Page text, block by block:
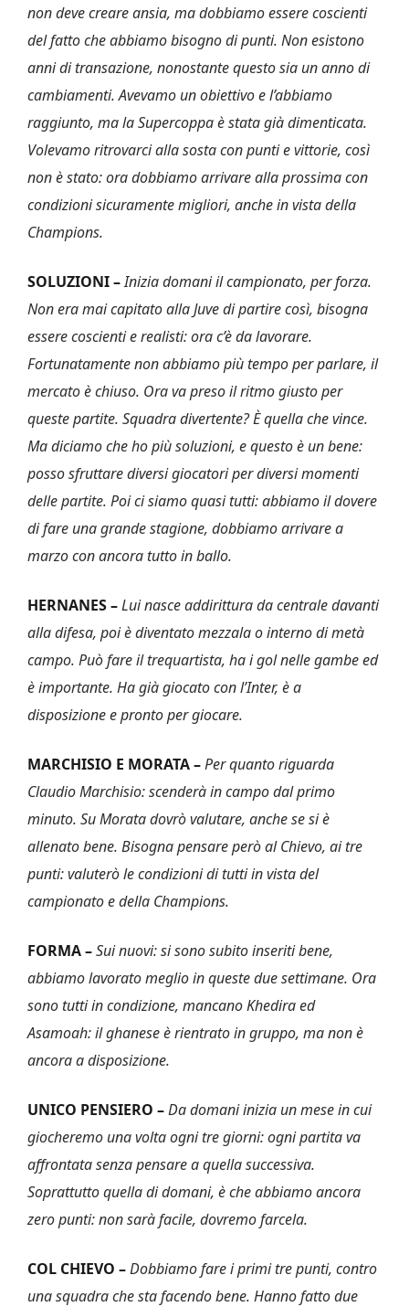
non deve creare ansia, ma dobbiamo essere coscienti
del fatto che abbiamo bisogno di punti. Non esistono
anni di transazione, nonostante questo sia un anno di
cambiamenti. Avevamo un obiettivo e l’abbiamo
raggiunto, ma la Supercoppa è stata già dimenticata.
Volevamo ritrovarci alla sosta con punti e vittorie, così
non è stato: ora dobbiamo arrivare alla prossima con
condizioni sicuramente migliori, anche in vista della
Champions.
SOLUZIONI –Inizia domani il campionato, per forza.
Non era mai capitato alla Juve di partire così, bisogna
essere coscienti e realisti: ora c’è da lavorare.
Fortunatamente non abbiamo più tempo per parlare, il
mercato è chiuso. Ora va preso il ritmo giusto per
queste partite. Squadra divertente? È quella che vince.
Ma diciamo che ho più soluzioni, e questo è un bene:
posso sfruttare diversi giocatori per diversi momenti
delle partite. Poi ci siamo quasi tutti: abbiamo il dovere
di fare una grande stagione, dobbiamo arrivare a
marzo con ancora tutto in ballo.
HERNANES –Lui nasce addirittura da centrale davanti
alla difesa, poi è diventato mezzala o interno di metà
campo. Può fare il trequartista, ha i gol nelle gambe ed
è importante. Ha già giocato con l’Inter, è a
disposizione e pronto per giocare.
MARCHISIO E MORATA –Per quanto riguarda
Claudio Marchisio: scenderà in campo dal primo
minuto. Su Morata dovrò valutare, anche se si è
allenato bene. Bisogna pensare però al Chievo, ai tre
punti: valuterò le condizioni di tutti in vista del
campionato e della Champions.
FORMA –Sui nuovi: si sono subito inseriti bene,
abbiamo lavorato meglio in queste due settimane. Ora
sono tutti in condizione, mancano Khedira ed
Asamoah: il ghanese è rientrato in gruppo, ma non è
ancora a disposizione.
UNICO PENSIERO –Da domani inizia un mese in cui
giocheremo una volta ogni tre giorni: ogni partita va
affrontata senza pensare a quella successiva.
Soprattutto quella di domani, è che abbiamo ancora
zero punti: non sarà facile, dovremo farcela.
COL CHIEVO –Dobbiamo fare i primi tre punti, contro
una squadra che sta facendo bene. Hanno fatto due